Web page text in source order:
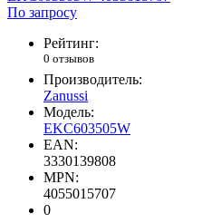
По запросу
Рейтинг:
0 отзывов
Производитель:
Zanussi
Модель:
EKC603505W
EAN:
3330139808
MPN:
4055015707
0